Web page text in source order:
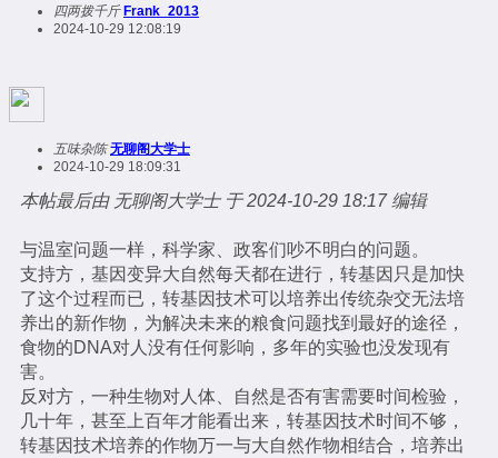
四两拨千斤 Frank_2013
2024-10-29 12:08:19
五味杂陈 无聊阁大学士
2024-10-29 18:09:31
本帖最后由 无聊阁大学士 于 2024-10-29 18:17 编辑
与温室问题一样，科学家、政客们吵不明白的问题。
支持方，基因变异大自然每天都在进行，转基因只是加快
了这个过程而已，转基因技术可以培养出传统杂交无法培
养出的新作物，为解决未来的粮食问题找到最好的途径，
食物的DNA对人没有任何影响，多年的实验也没发现有
害。
反对方，一种生物对人体、自然是否有害需要时间检验，
几十年，甚至上百年才能看出来，转基因技术时间不够，
转基因技术培养的作物万一与大自然作物相结合，培养出